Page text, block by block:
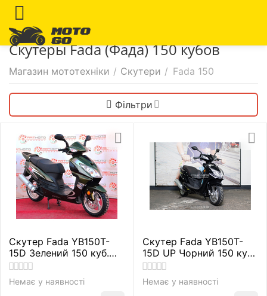
Скутеры Fada (Фада) 150 кубов
Магазин мототехніки / Скутери / Fada 150
Фільтри
Скутер Fada YB150T-
15D Зелений 150 куб.
см.
Немає у наявності
Скутер Fada YB150T-
15D UP Чорний 150 куб.
см.
Немає у наявності